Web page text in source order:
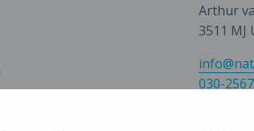
Arthur
3511 MJ
030-